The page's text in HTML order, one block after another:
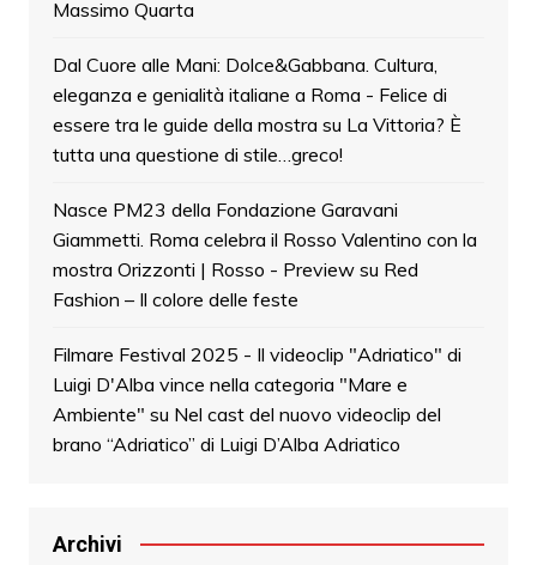
Massimo Quarta
Dal Cuore alle Mani: Dolce&Gabbana. Cultura,
eleganza e genialità italiane a Roma - Felice di
essere tra le guide della mostra su La Vittoria? È
tutta una questione di stile…greco!
Nasce PM23 della Fondazione Garavani
Giammetti. Roma celebra il Rosso Valentino con la
mostra Orizzonti | Rosso - Previewsu Red
Fashion – Il colore delle feste
Filmare Festival 2025 - Il videoclip "Adriatico" di
Luigi D'Alba vince nella categoria "Mare e
Ambiente" su Nel cast del nuovo videoclip del
brano “Adriatico” di Luigi D’Alba Adriatico
Archivi